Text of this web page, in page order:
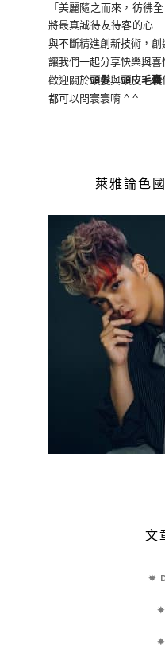
「美麗隨之而來，彷彿
將最真誠待友待客的心
與不斷精進創新技術，
讓我們一起分享快樂與喜
歡迎關於頭髮與頭皮毛囊
都可以問寰寰唷 ^ ^
萊雅論色
文
✵
✵
✵